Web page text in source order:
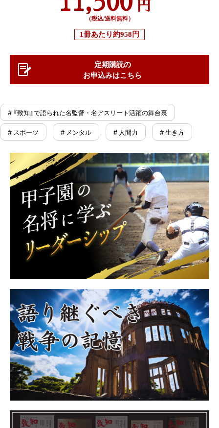
円
（税込/送料無料）
1冊あたり約958円
定期購読の
お申込みはこちら
# 『致知』で語られた名監督・名アスリート活躍の舞台裏
# スポーツ # メンタル # 人間力 # 生き方